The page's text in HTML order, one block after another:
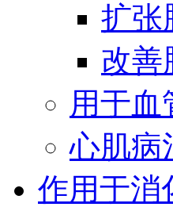
扩张
改善
用于血
心肌病
作用于消